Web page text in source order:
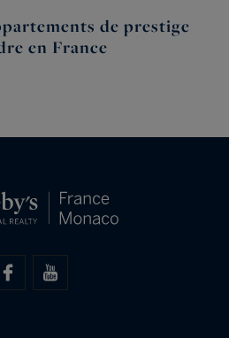
de prestige
en France